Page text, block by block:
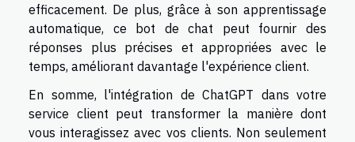
efficacement. De plus, grâce à son apprentissage
automatique, ce bot de chat peut fournir des
réponses plus précises et appropriées avec le
temps, améliorant davantage l'expérience client.
En somme, l'intégration de ChatGPT dans votre
service client peut transformer la manière dont
vous interagissez avec vos clients. Non seulement